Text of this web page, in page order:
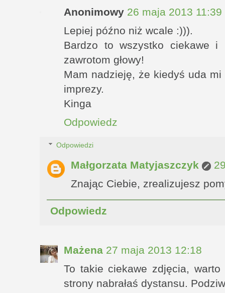
Anonimowy 26 maja 2013 11:39
Lepiej późno niż wcale :))).
Bardzo to wszystko ciekawe
zawrotom głowy!
Mam nadzieję, że kiedyś uda
imprezy.
Kinga
Odpowiedz
Odpowiedzi
Małgorzata Matyjaszczyk
Znając Ciebie, zrealizujesz
Odpowiedz
Mażena 27 maja 2013 12:18
To takie ciekawe zdjęcia,
strony nabrałaś dystansu.